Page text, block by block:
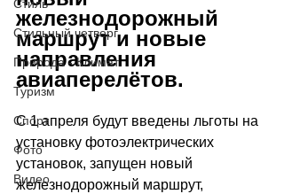
Стиль
Стильный четверг
Природа - Климат
Туризм
Спорт
Фото
Видео
железнодорожный
маршрут и новые
направления
авиаперелётов.
С 1 апреля будут введены льготы на
установку фотоэлектрических
установок, запущен новый
железнодорожный маршрут,